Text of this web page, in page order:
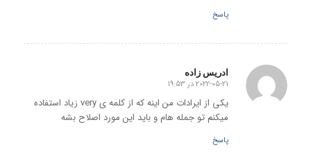
پاسخ
ادریس زاده
گفته:
2022-05-21 در 19:53
یکی از ایرادات من اینه که از کلمه ی very زیاد استفاده
میکنم تو جمله هام و باید این مورد اصلاح بشه
پاسخ